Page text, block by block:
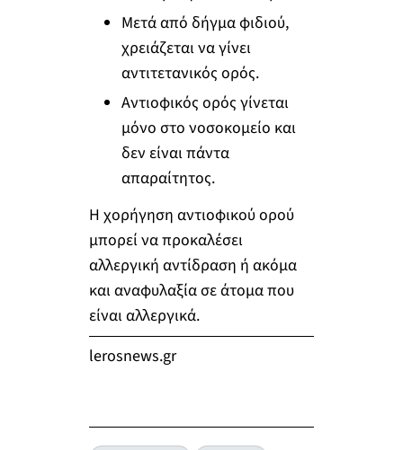
Μετά από δήγμα φιδιού,
χρειάζεται να γίνει
αντιτετανικός ορός.
Αντιοφικός ορός γίνεται
μόνο στο νοσοκομείο και
δεν είναι πάντα
απαραίτητος.
Η χορήγηση αντιοφικού ορού
μπορεί να προκαλέσει
αλλεργική αντίδραση ή ακόμα
και αναφυλαξία σε άτομα που
είναι αλλεργικά.
lerosnews.gr